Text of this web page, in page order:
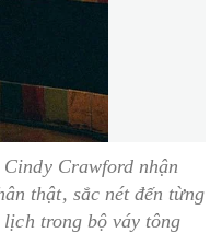
Crawford nhận
thật, sắc nét đến từng
trong bộ váy tông